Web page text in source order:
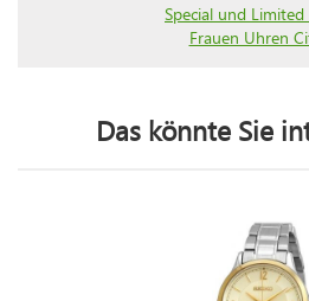
Special und
Frauen Uhren
Das könnte Sie